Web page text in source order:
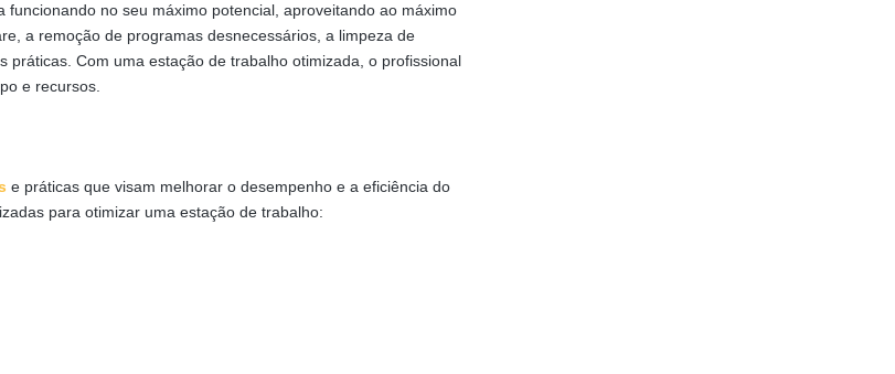
no seu máximo potencial, aproveitando ao máximo
a remoção de programas desnecessários, a limpeza de
Com uma estação de trabalho otimizada, o profissional
e recursos.
e práticas que visam melhorar o desempenho e a eficiência do
para otimizar uma estação de trabalho: